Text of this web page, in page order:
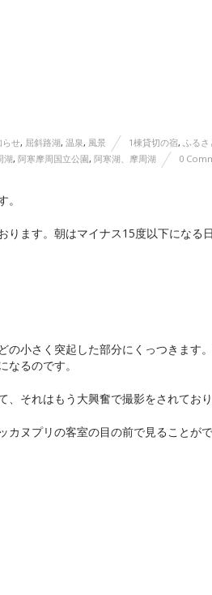
らせ, 屈斜路湖, 温泉, 風景 1棟貸切の宿, ふるさ
湖, 阿寒摩周国立公園, 阿寒湖、摩周湖 0
ます。朝はマイナス15度以下になる
小さく突起した部分にくっつきます
るのです。
それはもう大興奮で撮影をされており
カヌプリの客室の目の前で見ることが